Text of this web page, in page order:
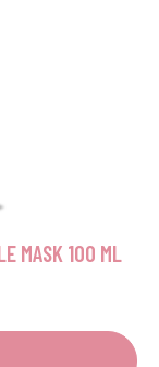
MASK 100 ML